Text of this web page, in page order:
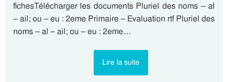
fichesTélécharger les documents Pluriel des noms – al
– ail; ou – eu : 2eme Primaire – Evaluation rtf Pluriel des
noms – al – ail; ou – eu : 2eme…
Lire la suite